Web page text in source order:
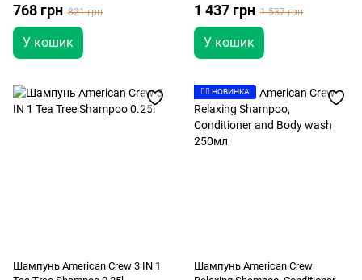
768 грн 821 грн
У кошик
1 437 грн 1 537 грн
У кошик
Шампунь American Crew 3 IN 1
👉🏻 НОВИНКА
Шампунь American Crew